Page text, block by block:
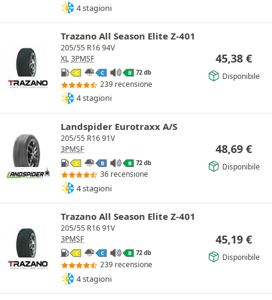
4 stagioni
Trazano All Season Elite Z-401
205/55 R16 94V
XL 3PMSF
C C B 72 db
239 recensione
4 stagioni
45,38 €
Disponibile
Landspider Eurotraxx A/S
205/55 R16 91V
3PMSF
C B B 72 db
36 recensione
4 stagioni
48,69 €
Disponibile
Trazano All Season Elite Z-401
205/55 R16 91V
3PMSF
C C B 72 db
239 recensione
4 stagioni
45,19 €
Disponibile